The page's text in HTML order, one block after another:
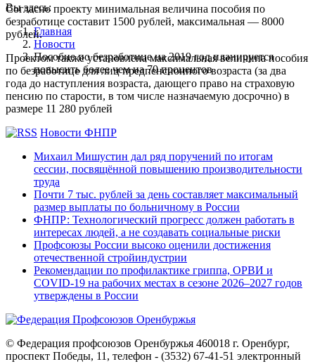
Вы здесь:
Главная
Новости
Пособие по безработице на 2019 год планируется
повысить более чем на 70 процентов
Согласно проекту минимальная величина пособия по
безработице составит 1500 рублей, максимальная — 8000
рублей.
Проектом также установлена максимальная величина пособия
по безработице для лиц предпенсионного возраста (за два
года до наступления возраста, дающего право на страховую
пенсию по старости, в том числе назначаемую досрочно) в
размере 11 280 рублей
Новости ФНПР
Михаил Мишустин дал ряд поручений по итогам
сессии, посвящённой повышению производительности
труда
Почти 7 тыс. рублей за день составляет максимальный
размер выплаты по больничному в России
ФНПР: Технологический прогресс должен работать в
интересах людей, а не создавать социальные риски
Профсоюзы России высоко оценили достижения
отечественной стройиндустрии
Рекомендации по профилактике гриппа, ОРВИ и
COVID-19 на рабочих местах в сезоне 2026–2027 годов
утверждены в России
© Федерация профсоюзов Оренбуржья 460018 г. Оренбург,
проспект Победы, 11, телефон - (3532) 67-41-51 электронный